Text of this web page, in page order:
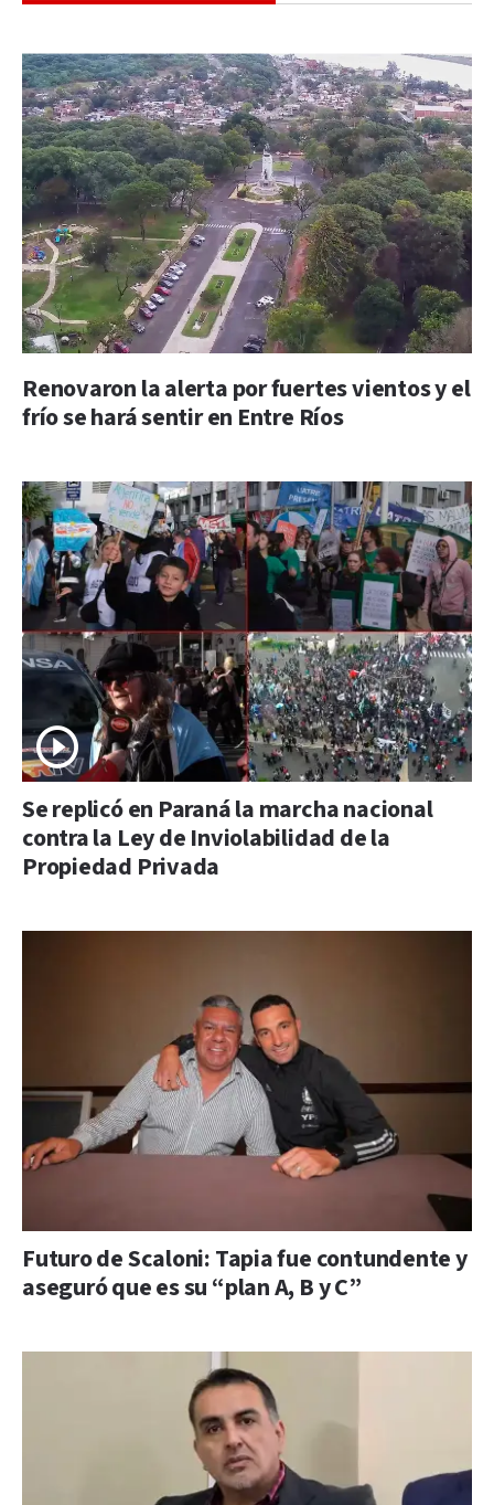
Renovaron la alerta por fuertes vientos y el
frío se hará sentir en Entre Ríos
Se replicó en Paraná la marcha nacional
contra la Ley de Inviolabilidad de la
Propiedad Privada
Futuro de Scaloni: Tapia fue contundente y
aseguró que es su “plan A, B y C”